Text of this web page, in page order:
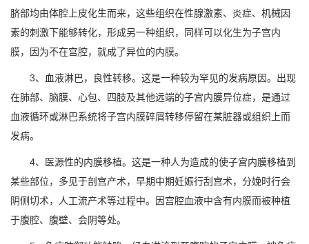
脐部均由体腔上皮化生而来，这些组织在性腺激素、炎症、机械因
素的刺激下能够转化，形成另一种组织，同样可以化生为子宫内
膜，因为不在宫腔，就成了异位的内膜。
3、血液淋巴，良性转移。这是一种较为罕见的发病原因。出现
在肺部、脑膜、心包、四肢及其他远端的子宫内膜异位症，是通过
血液循环或淋巴系统将子宫内膜碎屑转移停留在某脏器或组织上而
发病。
4、医源性的内膜移植。这是一种人为造成的使子宫内膜移植到
某些部位，多见于剖宫产术，早期中期妊娠行刮宫术，分娩时行会
阴侧切术，人工流产术等过程中。因宫腔血液中含有内膜而被种植
于腹腔、腹壁、会阴等处。